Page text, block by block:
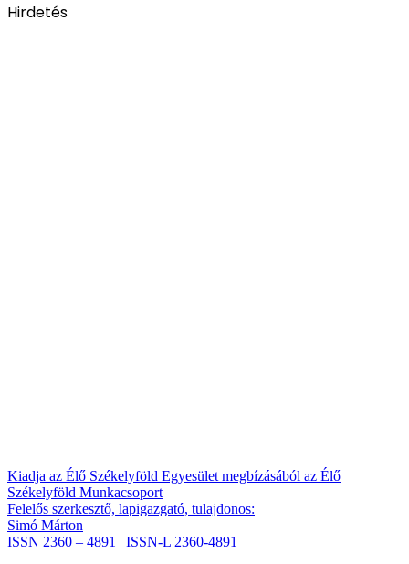
Hirdetés
Kiadja az Élő Székelyföld Egyesület megbízásából az Élő
Székelyföld Munkacsoport
Felelős szerkesztő, lapigazgató, tulajdonos:
Simó Márton
ISSN 2360 – 4891 | ISSN-L 2360-4891